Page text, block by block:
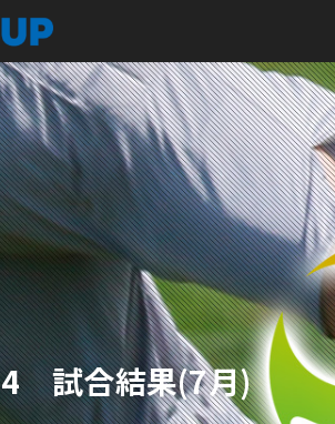
試合結果(7月)